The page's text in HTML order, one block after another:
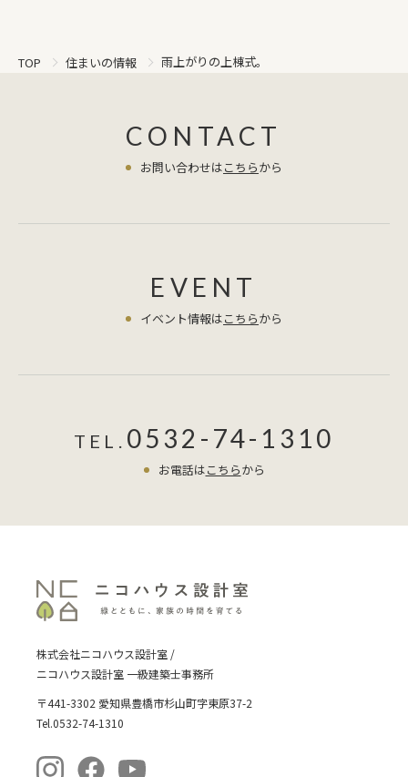
TOP 住まいの情報 雨上がりの上棟式。
CONTACT
お問い合わせはこちらから
EVENT
イベント情報はこちらから
TEL. 0532-74-1310
お電話はこちらから
株式会社ニコハウス設計室 /
ニコハウス設計室 一級建築士事務所
〒441-3302 愛知県豊橋市杉山町字東原37-2
Tel.0532-74-1310